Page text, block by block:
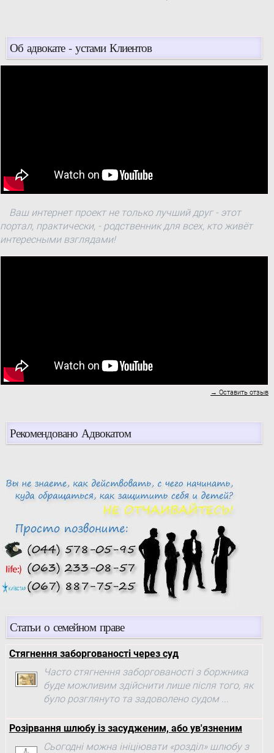
Об адвокате - устами Клиентов
Ваш интернет проект не только лучший друг - этот
портал, практически, - родственник для всех, кто живёт
интересными взглядами!
→ Оставить отзыв
Рекомендовано Адвокатом
Статьи о семейном праве
Стягнення заборгованості через суд
Часто стягнення заборгованості з боржника
буде можливим здійснити лише після того, як
було розглянуто та задоволено судом ...
Розірвання шлюбу із засудженим, або ув'язненим
Сьогодні можна ініціювати «розділ» шлюбу з